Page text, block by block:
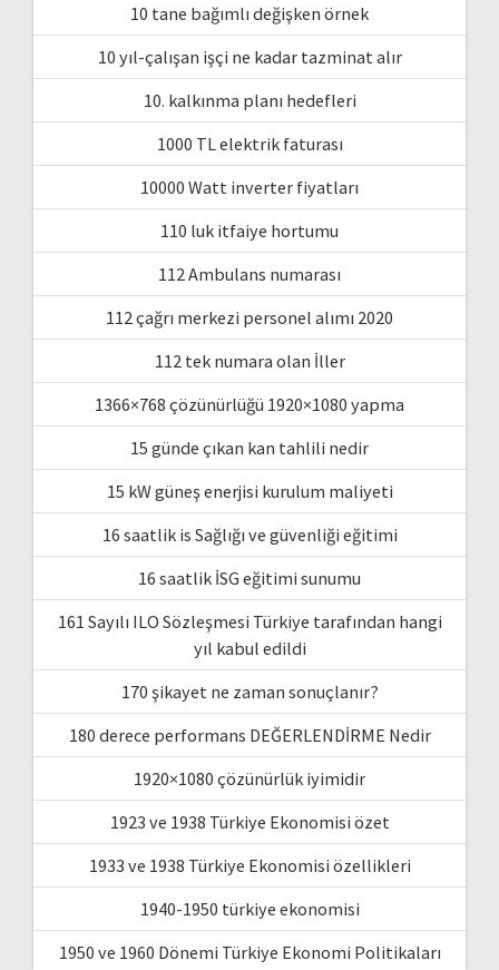
10 tane bağımlı değişken örnek
10 yıl-çalışan işçi ne kadar tazminat alır
10. kalkınma planı hedefleri
1000 TL elektrik faturası
10000 Watt inverter fiyatları
110 luk itfaiye hortumu
112 Ambulans numarası
112 çağrı merkezi personel alımı 2020
112 tek numara olan İller
1366×768 çözünürlüğü 1920×1080 yapma
15 günde çıkan kan tahlili nedir
15 kW güneş enerjisi kurulum maliyeti
16 saatlik is Sağlığı ve güvenliği eğitimi
16 saatlik İSG eğitimi sunumu
161 Sayılı ILO Sözleşmesi Türkiye tarafından hangi
yıl kabul edildi
170 şikayet ne zaman sonuçlanır?
180 derece performans DEĞERLENDİRME Nedir
1920×1080 çözünürlük iyimidir
1923 ve 1938 Türkiye Ekonomisi özet
1933 ve 1938 Türkiye Ekonomisi özellikleri
1940-1950 türkiye ekonomisi
1950 ve 1960 Dönemi Türkiye Ekonomi Politikaları